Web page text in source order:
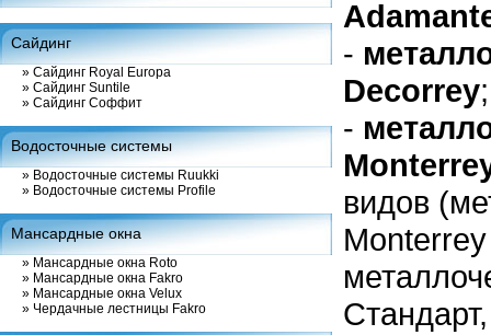
Сайдинг
» Сайдинг Royal Europa
» Сайдинг Suntile
» Сайдинг Соффит
Водосточные системы
» Водосточные системы Ruukki
» Водосточные системы Profile
Мансардные окна
» Мансардные окна Roto
» Мансардные окна Fakro
» Мансардные окна Velux
» Чердачные лестницы Fakro
-
Decorrey;
-
видов